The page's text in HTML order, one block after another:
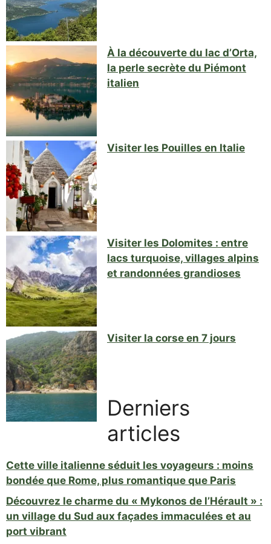
À la découverte du lac d’Orta,
la perle secrète du Piémont
italien
Visiter les Pouilles en Italie
Visiter les Dolomites : entre
lacs turquoise, villages alpins
et randonnées grandioses
Visiter la corse en 7 jours
Derniers
articles
Cette ville italienne séduit les voyageurs : moins
bondée que Rome, plus romantique que Paris
Découvrez le charme du « Mykonos de l’Hérault » :
un village du Sud aux façades immaculées et au
port vibrant